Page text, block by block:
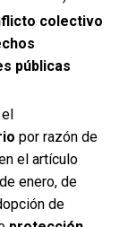
colectivo
públicas
por razón de
el artículo
enero, de
de